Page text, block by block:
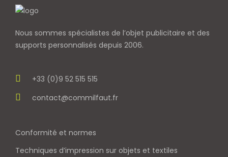
Nous sommes spécialistes de l’objet publicitaire et des
supports personnalisés depuis 2006.
+33 (0)9 52 515 515
contact@commilfaut.fr
Conformité et normes
Techniques d’impression sur objets et textiles